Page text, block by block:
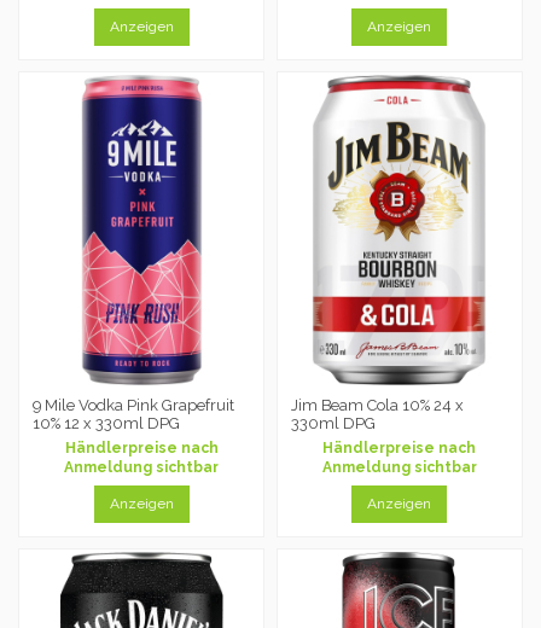
Anzeigen Anzeigen
9 Mile Vodka Pink Grapefruit
10% 12 x 330ml DPG
Händlerpreise nach
Anmeldung sichtbar
Anzeigen
Jim Beam Cola 10% 24 x
330ml DPG
Händlerpreise nach
Anmeldung sichtbar
Anzeigen